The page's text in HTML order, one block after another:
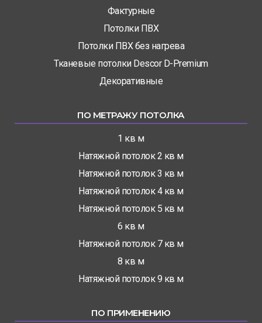
Фактурные
Потолки ПВХ
Потолки ПВХ без нагрева
Тканевые потолки Descor D-Premium
Декоративные
ПО МЕТРАЖУ ПОТОЛКА
1 кв м
Натяжной потолок 2 кв м
Натяжной потолок 3 кв м
Натяжной потолок 4 кв м
Натяжной потолок 5 кв м
6 кв м
Натяжной потолок 7 кв м
8 кв м
Натяжной потолок 9 кв м
ПО ПРИМЕНЕНИЮ